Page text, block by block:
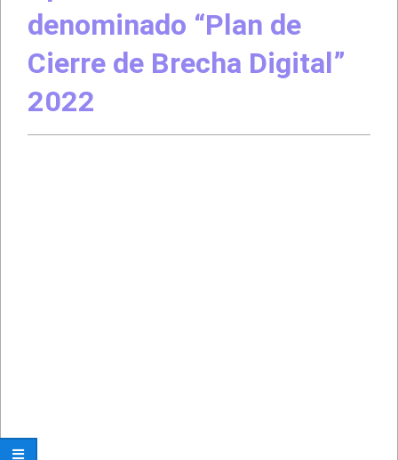
denominado “Plan de
Cierre de Brecha Digital”
2022